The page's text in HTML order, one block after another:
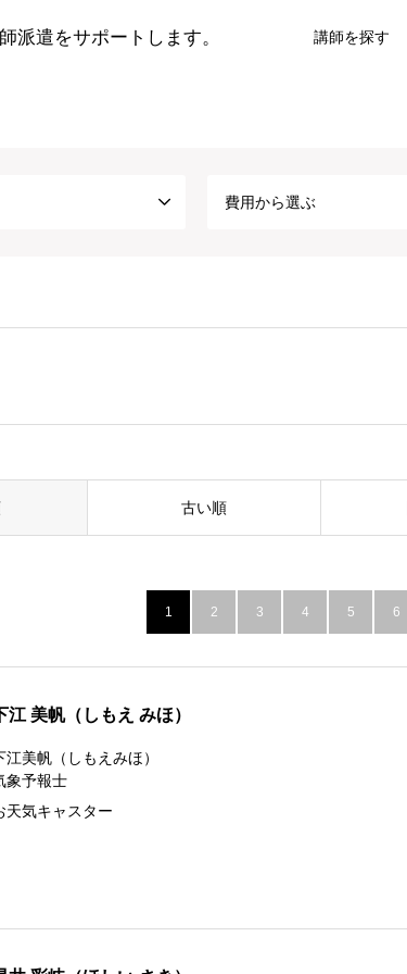
派遣をサポートします。 講師を探す
費用から選ぶ
古い順
1 2 3 4 5 6
江 美帆（しもえ みほ）
江美帆（しもえみほ）
象予報士
天気キャスター